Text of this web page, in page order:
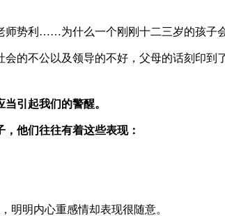
势利……为什么一个刚刚十二三岁的孩子
的不公以及领导的不好，父母的话刻印
引起我们的警醒。
他们往往有着这些表现：
明明内心重感情却表现很随意。